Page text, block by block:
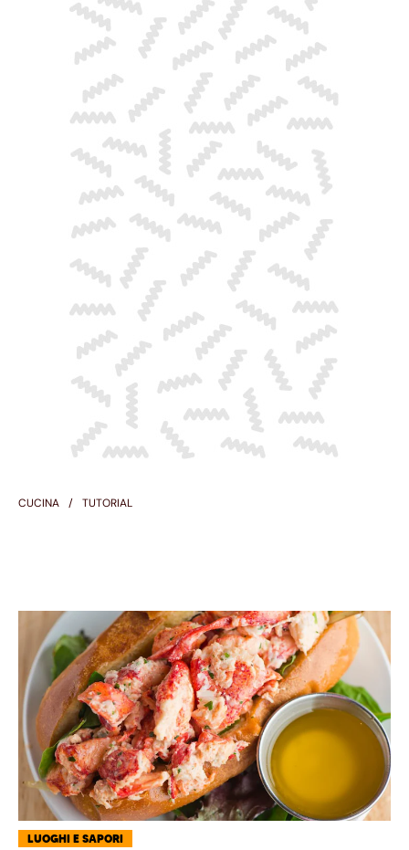
CUCINA TUTORIAL
LUOGHI E SAPORI